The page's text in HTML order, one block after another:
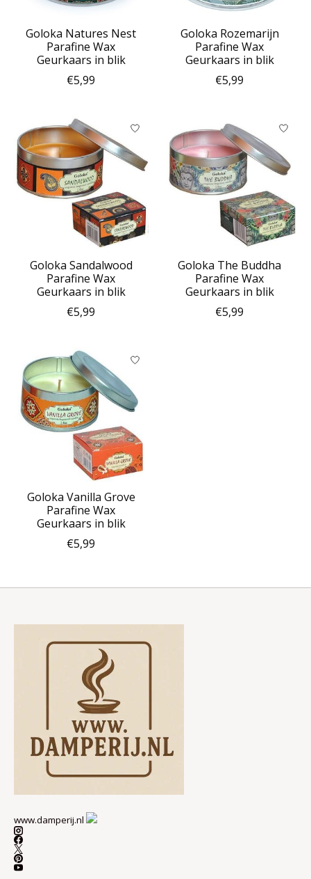
Goloka Natures Nest
Parafine Wax
Geurkaars in blik
€5,99
Goloka Rozemarijn
Parafine Wax
Geurkaars in blik
€5,99
Goloka Sandalwood
Parafine Wax
Geurkaars in blik
€5,99
Goloka The Buddha
Parafine Wax
Geurkaars in blik
€5,99
Goloka Vanilla Grove
Parafine Wax
Geurkaars in blik
€5,99
www.damperij.nl